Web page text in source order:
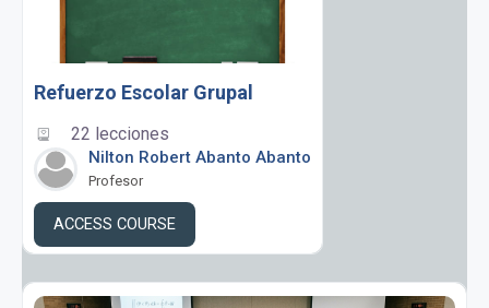
Refuerzo Escolar Grupal
22 lecciones
Nilton Robert Abanto Abanto
Profesor
ACCESS COURSE